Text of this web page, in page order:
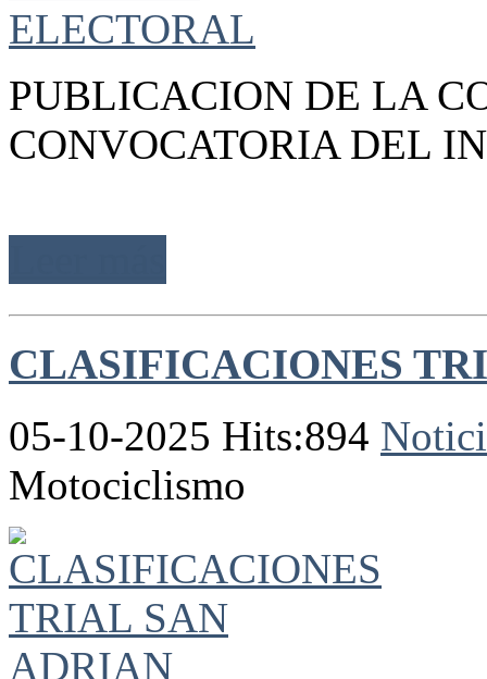
PUBLICACION DE LA
CONVOCATORIA DEL
CLASIFICACIONES
05-10-2025 Hits:894
Motociclismo